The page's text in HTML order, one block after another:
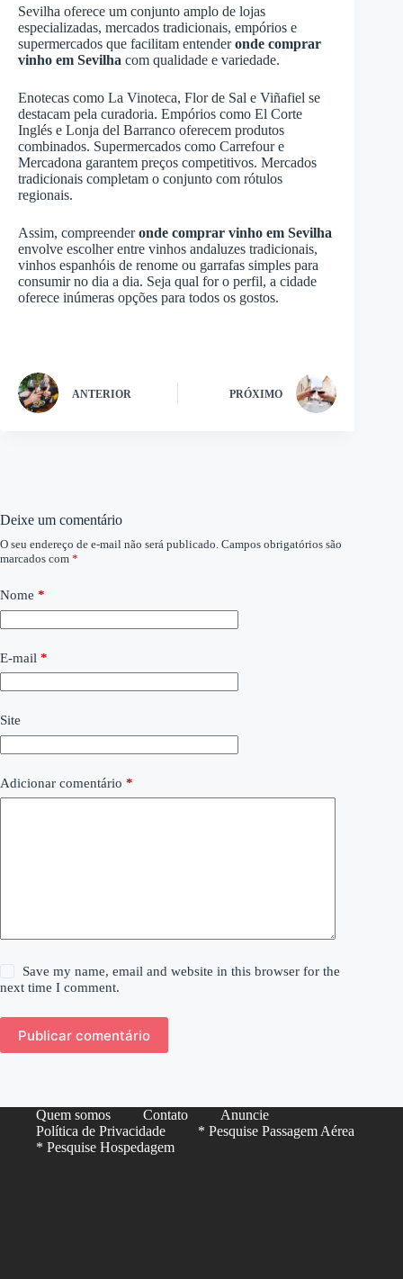
Sevilha oferece um conjunto amplo de lojas
especializadas, mercados tradicionais, empórios e
supermercados que facilitam entenderonde comprar
vinho em Sevilha com qualidade e variedade.
Enotecas como La Vinoteca, Flor de Sal e Viñafiel se
destacam pela curadoria. Empórios como El Corte
Inglés e Lonja del Barranco oferecem produtos
combinados. Supermercados como Carrefour e
Mercadona garantem preços competitivos. Mercados
tradicionais completam o conjunto com rótulos
regionais.
Assim, compreenderonde comprar vinho em Sevilha
envolve escolher entre vinhos andaluzes tradicionais,
vinhos espanhóis de renome ou garrafas simples para
consumir no dia a dia. Seja qual for o perfil, a cidade
oferece inúmeras opções para todos os gostos.
ANTERIOR PRÓXIMO
Deixe um comentário
O seu endereço de e-mail não será publicado. Campos obrigatórios são
marcados com *
Nome *
E-mail *
Site
Adicionar comentário *
Save my name, email and website in this browser for the
next time I comment.
Publicar comentário
Quem somos Contato
Anuncie
Política de Privacidade
* Pesquise Passagem Aérea
* Pesquise Hospedagem